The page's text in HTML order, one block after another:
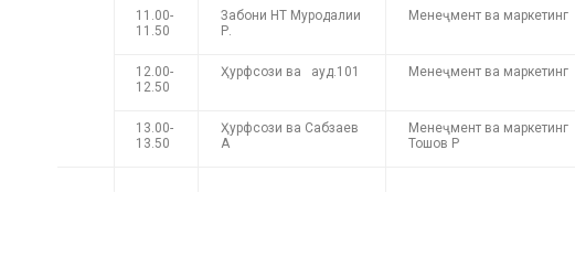
11.00-
11.50
Забони HT Муродалии
Р.
Менеҷмент ва маркетинг
12.00-
12.50
Ҳурфсози ва ауд.101 Менеҷмент ва маркетинг
13.00-
13.50
Ҳурфсози ва Сабзаев
А
Менеҷмент ва маркетинг
Тошов Р